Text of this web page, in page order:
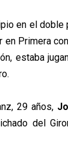
en el
en Primera
estaba
29 años,
del